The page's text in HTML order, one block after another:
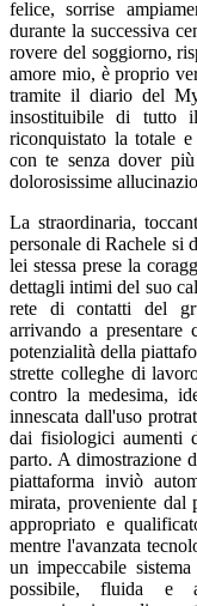
felice, sorrise
durante la successiva
rovere del soggiorno,
amore mio, è proprio
tramite il diario del
insostituibile di tutto
riconquistato la totale
con te senza dover
dolorosissime
La straordinaria,
personale di Rachele si
lei stessa prese la
dettagli intimi del suo
rete di contatti del
arrivando a presentare
potenzialità della
strette colleghe di
contro la medesima,
innescata dall'uso
dai fisiologici aumenti
parto. A dimostrazione
piattaforma inviò
mirata, proveniente dal
appropriato e
mentre l'avanzata
un impeccabile
possibile, fluida e